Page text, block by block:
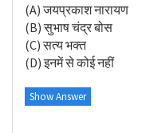
(A) जयप्रकाश नारायण
(B) सुभाष चंद्र बोस
(C) सत्य भक्त
(D) इनमें से कोई नहीं
Show Answer